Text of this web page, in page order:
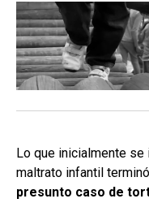
Lo que inicialmente
maltrato infantil
presunto caso de